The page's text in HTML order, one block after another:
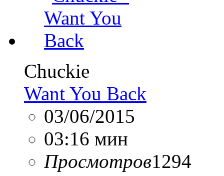
Chuckie
Want You Back
03/06/2015
03:16 мин
Просмотров1294